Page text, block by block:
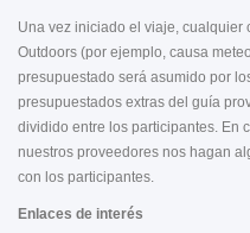
Una vez iniciado el viaje,
Outdoors (por ejemplo, causa
presupuestado será asumido por
presupuestados extras del guía
dividido entre los participantes. En
nuestros proveedores nos hagan
con los participantes.
Enlaces de interés